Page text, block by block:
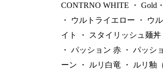
CONTRNO WHITE ・ Gold
・
ウルトライエロー ・ ウ
イト
・ スタイリッシュ麺丼
・ パッション 赤 ・ パッシ
ーン
・ ルリ白竜 ・ ルリ釉